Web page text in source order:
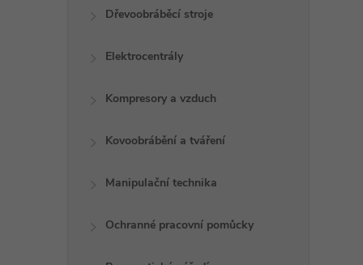
Dřevoobráběcí stroje
Elektrocentrály
Kompresory a vzduch
Kovoobrábění a tváření
Manipulační technika
Ochranné pracovní pomůcky